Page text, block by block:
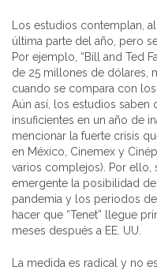
Los estudios contemplan,
última parte del año, pero
Por ejemplo, “Bill and Ted
de 25 millones de dólares,
cuando se compara con
Aún así, los estudios saben
insuficientes en un año de
mencionar la fuerte crisis
en México, Cinemex y
varios complejos). Por ello,
emergente la posibilidad
pandemia y los periodos
hacer que “Tenet” llegue
meses después a EE. UU.
La medida es radical y no